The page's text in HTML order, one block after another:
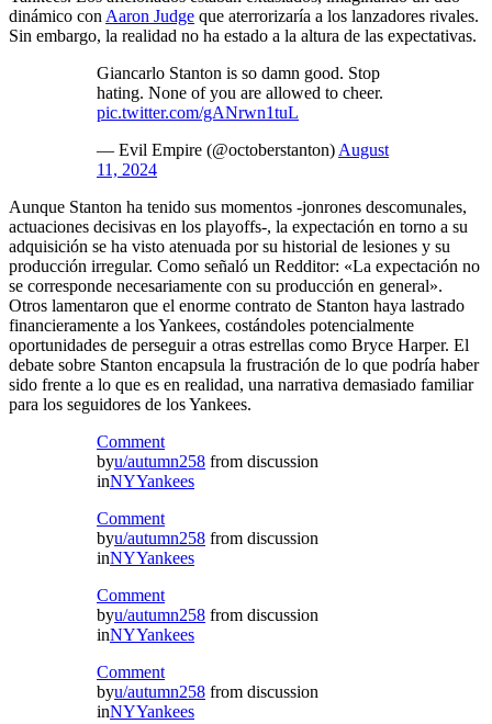
dinámico con Aaron Judge que aterrorizaría a los lanzadores rivales.
Sin embargo, la realidad no ha estado a la altura de las expectativas.
Giancarlo Stanton is so damn good. Stop
hating. None of you are allowed to cheer.
pic.twitter.com/gANrwn1tuL
— Evil Empire (@octoberstanton) August
11, 2024
Aunque Stanton ha tenido sus momentos -jonrones descomunales,
actuaciones decisivas en los playoffs-, la expectación en torno a su
adquisición se ha visto atenuada por su historial de lesiones y su
producción irregular. Como señaló un Redditor: «La expectación no
se corresponde necesariamente con su producción en general».
Otros lamentaron que el enorme contrato de Stanton haya lastrado
financieramente a los Yankees, costándoles potencialmente
oportunidades de perseguir a otras estrellas como Bryce Harper. El
debate sobre Stanton encapsula la frustración de lo que podría haber
sido frente a lo que es en realidad, una narrativa demasiado familiar
para los seguidores de los Yankees.
Comment
byu/autumn258 from discussion
inNYYankees
Comment
byu/autumn258 from discussion
inNYYankees
Comment
byu/autumn258 from discussion
inNYYankees
Comment
byu/autumn258 from discussion
inNYYankees